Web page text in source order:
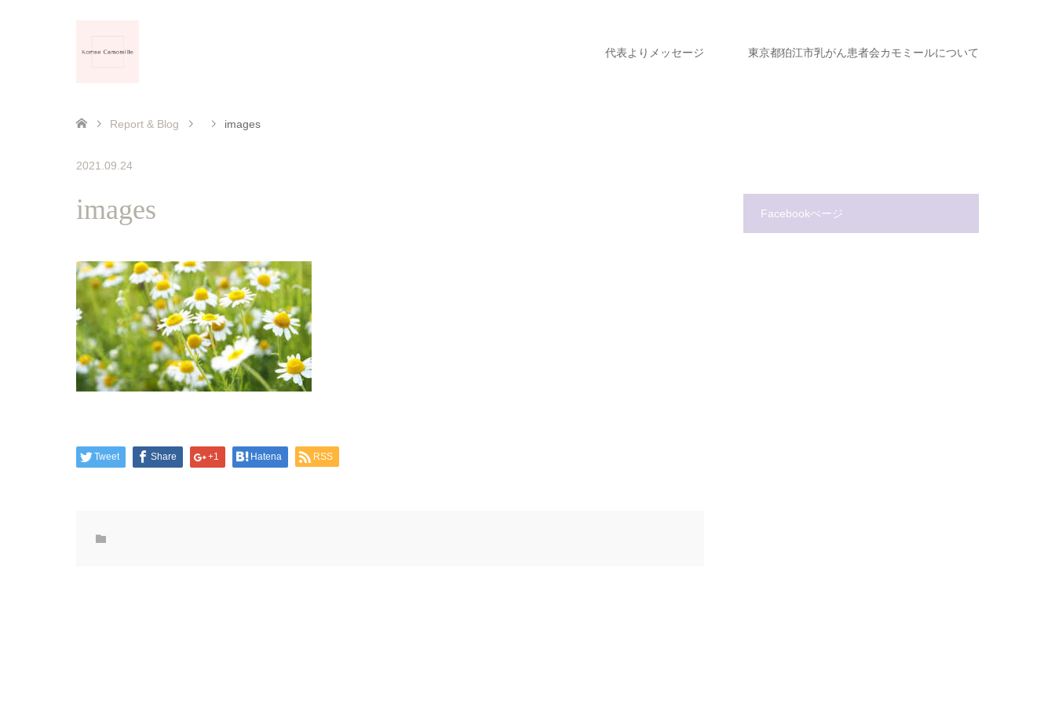
代表よりメッセージ 東京都狛江市乳がん患者会カモミールについて
Report & Blog images
2021.09.24
images
Tweet Share +1 Hatena RSS
Facebookぺージ